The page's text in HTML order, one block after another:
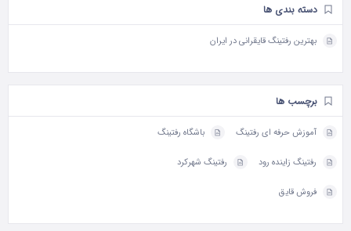
دسته بندی ها
بهترین رفتینگ قایقرانی در ایران
برچسب ها
آموزش حرفه ای رفتینگ باشگاه رفتینگ
رفتینگ زاینده رود رفتینگ شهرکرد
فروش قایق